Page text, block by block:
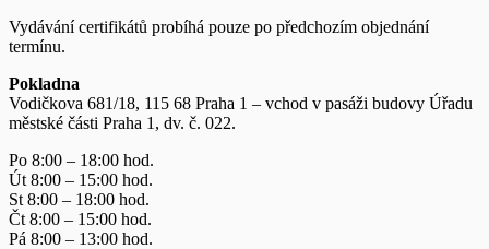
Vydávání certifikátů probíhá pouze po předchozím objednání
termínu.
Pokladna
Vodičkova 681/18, 115 68 Praha 1 – vchod v pasáži budovy Úřadu
městské části Praha 1, dv. č. 022.
Po 8:00 – 18:00 hod.
Út 8:00 – 15:00 hod.
St 8:00 – 18:00 hod.
Čt 8:00 – 15:00 hod.
Pá 8:00 – 13:00 hod.